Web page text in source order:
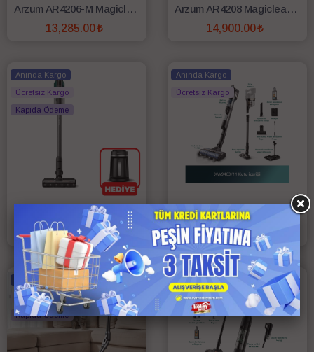
Arzum AR4206-M Magiclean Ultimate Şarjlı Dikey Süpürge
13,285.00
Arzum AR4208 Magiclean Propower Şarjlı Dikey Süpürge
14,900.00
Anında Kargo
Ücretsiz Kargo
Kapıda Ödeme
Philips XC6557/01 6000 Serisi Şarjlı Dikey Süpürge + HDA150 Kahve Makinesi Hediyeli
20,360.00
SEPETE EKLE
Anında Kargo
Ücretsiz Kargo
Philips XW9463/01 / XW9383/01 Aqua Trio 9000 Serisi 25.2 V Islak Kuru Şarjlı Süpürge
43,250.00
SEPETE EKLE
Anında Kargo
Ücretsiz Kargo
Kapıda Ödeme
Anında Kargo
Ücretsiz Kargo